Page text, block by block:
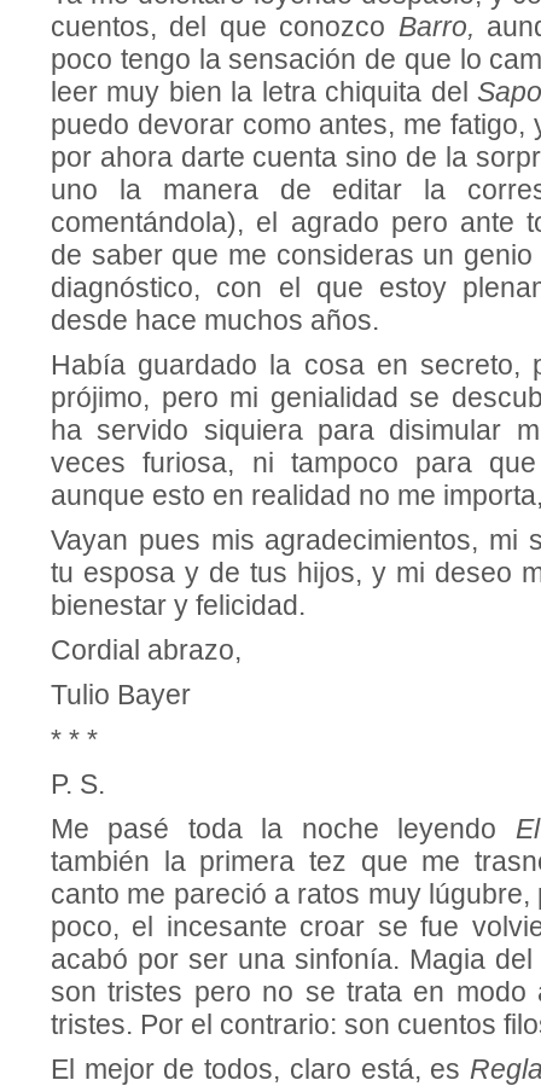
cuentos, del que conozco Barro,
poco tengo la sensación de que lo
leer muy bien la letra chiquita del
puedo devorar como antes, me fatigo,
por ahora darte cuenta sino de la
uno la manera de editar la
comentándola), el agrado pero ante
de saber que me consideras un
diag­nóstico, con el que estoy
desde hace muchos años.
Había guardado la cosa en secreto,
prójimo, pero mi genia­lidad se
ha servido siquiera para disimular
veces furiosa, ni tampoco para
aunque esto en realidad no me
Vayan pues mis agradecimientos, mi
tu esposa y de tus hijos, y mi deseo
bienestar y felicidad.
Cordial abrazo,
Tulio Bayer
* * *
P. S.
Me pasé toda la noche leyendo
también la primera tez que me
canto me pareció a ratos muy
poco, el incesante croar se fue
acabó por ser una sinfonía. Magia
son tristes pero no se trata en modo
tristes. Por el contrario: son cuentos
El mejor de todos, claro está, es